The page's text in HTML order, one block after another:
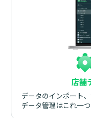
店舗
データのインポート
データ管理はこれ一つ